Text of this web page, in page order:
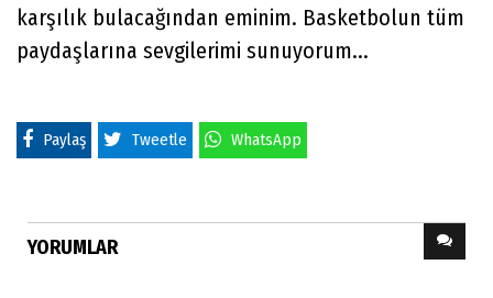
karşılık bulacağından eminim. Basketbolun tüm
paydaşlarına sevgilerimi sunuyorum...
Paylaş Tweetle WhatsApp
YORUMLAR